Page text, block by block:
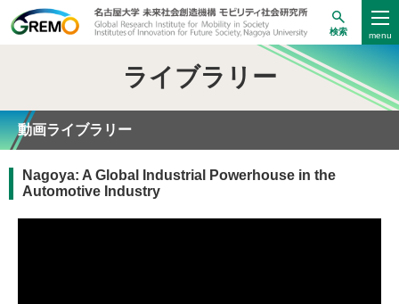
検索
ライブラリー
動画ライブラリー
Nagoya: A Global Industrial Powerhouse in the
Automotive Industry